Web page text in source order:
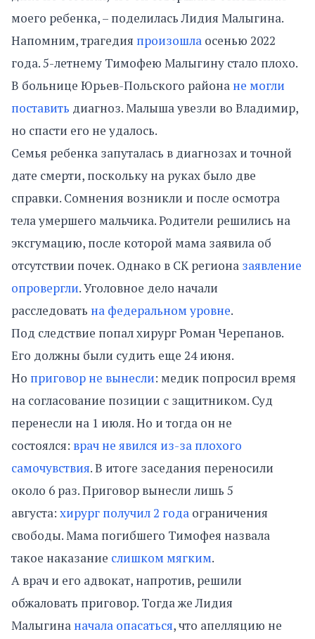
моего ребенка, – поделилась Лидия Малыгина.
Напомним, трагедия произошла осенью 2022
года. 5-летнему Тимофею Малыгину стало плохо.
В больнице Юрьев-Польского района не могли
поставить диагноз. Малыша увезли во Владимир,
но спасти его не удалось.
Семья ребенка запуталась в диагнозах и точной
дате смерти, поскольку на руках было две
справки. Сомнения возникли и после осмотра
тела умершего мальчика. Родители решились на
эксгумацию, после которой мама заявила об
отсутствии почек. Однако в СК региона заявление
опровергли. Уголовное дело начали
расследовать на федеральном уровне.
Под следствие попал хирург Роман Черепанов.
Его должны были судить еще 24 июня.
Но приговор не вынесли: медик попросил время
на согласование позиции с защитником. Суд
перенесли на 1 июля. Но и тогда он не
состоялся: врач не явился из-за плохого
самочувствия. В итоге заседания переносили
около 6 раз. Приговор вынесли лишь 5
августа: хирург получил 2 года ограничения
свободы. Мама погибшего Тимофея назвала
такое наказание слишком мягким.
А врач и его адвокат, напротив, решили
обжаловать приговор. Тогда же Лидия
Малыгина начала опасаться, что апелляцию не